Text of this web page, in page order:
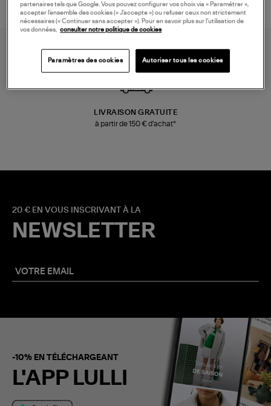
LIVRAISON GRATUITE
à partir de 150 € d'achat*
20 € EN VOUS INSCRIVANT À LA
NEWSLETTER
-10% EN TÉLÉCHARGEANT
L'APP LULLI
partenaires tels que Google. Vous pouvez configurer vos choix via « Paramétrer »,
accepter l’ensemble des cookies (« J’accepte ») ou refuser ceux non strictement
nécessaires (« Continuer sans accepter »). Pour en savoir plus sur l’utilisation de
vos données,
consulter notre politique de cookies
Paramètres des cookies Autoriser tous les cookies